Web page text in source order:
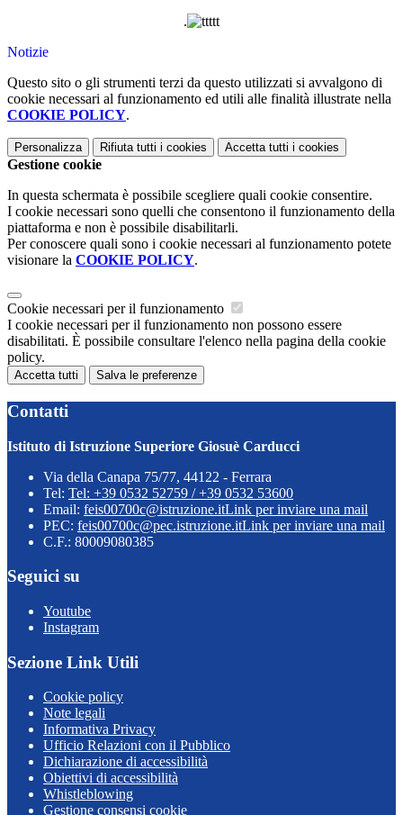
.
Notizie
Questo sito o gli strumenti terzi da questo utilizzati si avvalgono di
cookie necessari al funzionamento ed utili alle finalità illustrate nella
COOKIE POLICY.
Personalizza Rifiuta tutti i cookies Accetta tutti i cookies
Gestione cookie
In questa schermata è possibile scegliere quali cookie consentire.
I cookie necessari sono quelli che consentono il funzionamento della
piattaforma e non è possibile disabilitarli.
Per conoscere quali sono i cookie necessari al funzionamento potete
visionare la COOKIE POLICY.
Cookie necessari per il funzionamento
I cookie necessari per il funzionamento non possono essere
disabilitati. È possibile consultare l'elenco nella pagina della cookie
policy.
Accetta tutti Salva le preferenze
Contatti
Istituto di Istruzione Superiore Giosuè Carducci
Via della Canapa 75/77, 44122 - Ferrara
Tel: Tel: +39 0532 52759 / +39 0532 53600
Email: feis00700c@istruzione.itLink per inviare una mail
PEC: feis00700c@pec.istruzione.itLink per inviare una mail
C.F.: 80009080385
Seguici su
Youtube
Instagram
Sezione Link Utili
Cookie policy
Note legali
Informativa Privacy
Ufficio Relazioni con il Pubblico
Dichiarazione di accessibilità
Obiettivi di accessibilità
Whistleblowing
Gestione consensi cookie